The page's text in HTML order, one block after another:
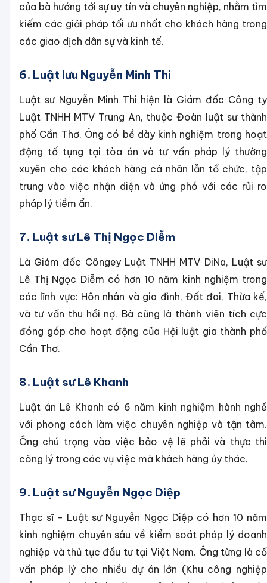
của bà hướng tới sự uy tín và chuyên nghiệp, nhằm tìm
kiếm các giải pháp tối ưu nhất cho khách hàng trong
các giao dịch dân sự và kinh tế.
6. Luật lưu Nguyễn Minh Thi
Luật sư Nguyễn Minh Thi hiện là Giám đốc Công ty
Luật TNHH MTV Trung An, thuộc Đoàn luật sư thành
phố Cần Thơ. Ông có bề dày kinh nghiệm trong hoạt
động tố tụng tại tòa án và tư vấn pháp lý thường
xuyên cho các khách hàng cá nhân lẫn tổ chức, tập
trung vào việc nhận diện và ứng phó với các rủi ro
pháp lý tiềm ẩn.
7. Luật sư Lê Thị Ngọc Diễm
Là Giám đốc Côngey Luật TNHH MTV DiNa, Luật sư
Lê Thị Ngọc Diễm có hơn 10 năm kinh nghiệm trong
các lĩnh vực: Hôn nhân và gia đình, Đất đai, Thừa kế,
và tư vấn thu hồi nợ. Bà cũng là thành viên tích cực
đóng góp cho hoạt động của Hội luật gia thành phố
Cần Thơ.
8. Luật sư Lê Khanh
Luật án Lê Khanh có 6 năm kinh nghiệm hành nghề
với phong cách làm việc chuyên nghiệp và tận tâm.
Ông chú trọng vào việc bảo vệ lẽ phải và thực thi
công lý trong các vụ việc mà khách hàng ủy thác.
9. Luật sư Nguyễn Ngọc Diệp
Thạc sĩ - Luật sư Nguyễn Ngọc Diệp có hơn 10 năm
kinh nghiệm chuyên sâu về kiểm soát pháp lý doanh
nghiệp và thủ tục đầu tư tại Việt Nam. Ông từng là cố
vấn pháp lý cho nhiều dự án lớn (Khu công nghiệp